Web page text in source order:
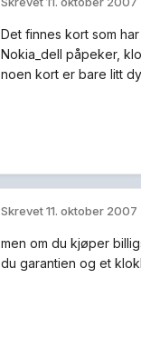
Det finnes kort som
Nokia_dell påpeker,
noen kort er bare litt
Skrevet11. oktober 2007
men om du kjøper
du garantien og et